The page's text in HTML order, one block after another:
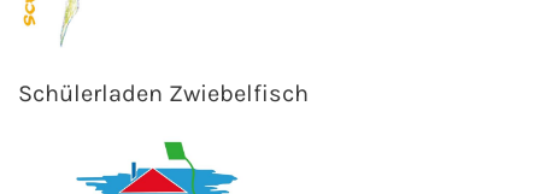
Schülerladen Zwiebelfisch